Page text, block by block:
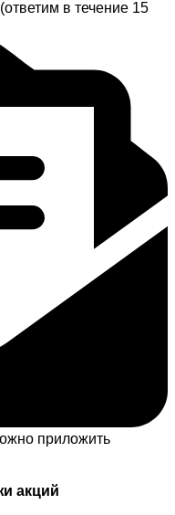
в течение 15
приложить
акций